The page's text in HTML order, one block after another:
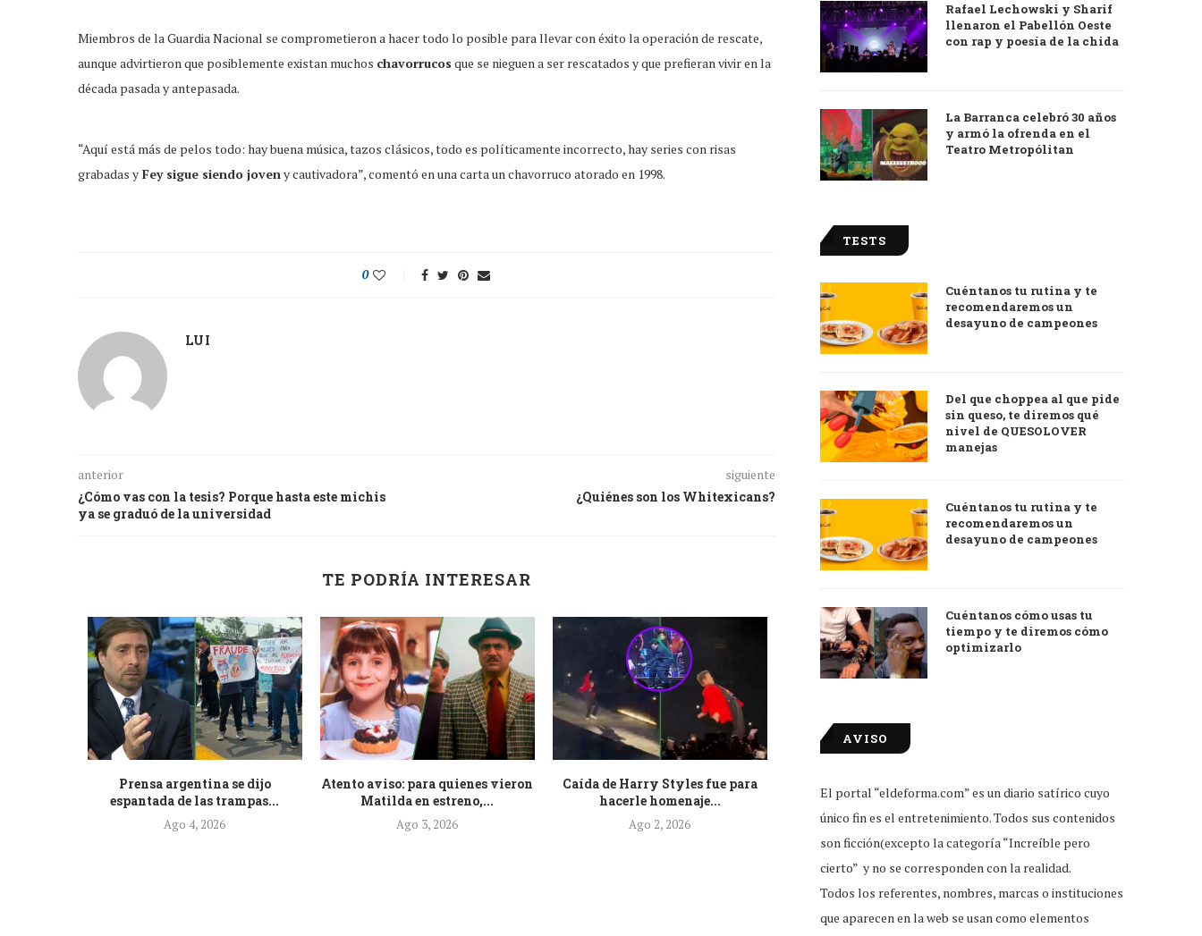
Miembros de la Guardia Nacional se comprometieron a hacer todo lo posible para llevar con éxito la operación de rescate,
aunque advirtieron que posiblemente existan muchos chavorrucos que se nieguen a ser rescatados y que prefieran vivir en la
década pasada y antepasada.
“Aquí está más de pelos todo: hay buena música, tazos clásicos, todo es políticamente incorrecto, hay series con risas
grabadas y Fey sigue siendo joveny cautivadora”, comentó en una carta un chavorruco atorado en 1998.
0
LUI
anterior
¿Cómo vas con la tesis? Porque hasta este michis
ya se graduó de la universidad
siguiente
¿Quiénes son los Whitexicans?
TE PODRÍA INTERESAR
Prensa argentina se dijo
espantada de las trampas...
Ago 4, 2026
Atento aviso: para quienes vieron
Matilda en estreno,...
Ago 3, 2026
Caída de Harry Styles fue para
hacerle homenaje...
Ago 2, 2026
Estudiante que reprobó examen de
ingreso, feliz por...
Jul 31, 2026
Little Caesars firma
Duolingo para dar...
Jul 31, 2026
Rafael Lechowski y Sharif
llenaron el Pabellón Oeste
con rap y poesía de la chida
La Barranca celebró 30 años
y armó la ofrenda en el
Teatro Metropólitan
TESTS
Cuéntanos tu rutina y te
recomendaremos un
desayuno de campeones
Del que choppea al que pide
sin queso, te diremos qué
nivel de QUESOLOVER
manejas
Cuéntanos tu rutina y te
recomendaremos un
desayuno de campeones
Cuéntanos cómo usas tu
tiempo y te diremos cómo
optimizarlo
AVISO
El portal “eldeforma.com” es un diario satírico cuyo
único fin es el entretenimiento. Todos sus contenidos
son ficción(excepto la categoría “Increíble pero
cierto” y no se corresponden con la realidad.
Todos los referentes, nombres, marcas o instituciones
que aparecen en la web se usan como elementos